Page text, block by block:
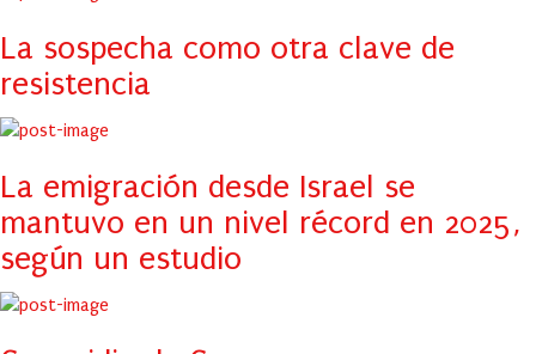
La sospecha como otra clave de
resistencia
La emigración desde Israel se
mantuvo en un nivel récord en 2025,
según un estudio